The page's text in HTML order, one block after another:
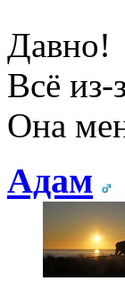
Давно!
Всё из-
Она
Адам